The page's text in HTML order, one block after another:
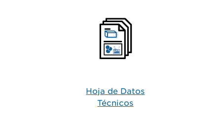
Hoja de Datos
Técnicos